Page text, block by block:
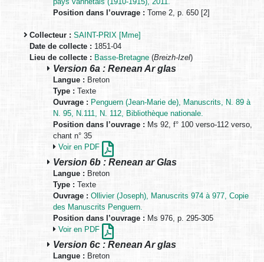
Position dans l’ouvrage : Tome 2, p. 650 [2]
Collecteur : SAINT-PRIX [Mme]
Date de collecte : 1851-04
Lieu de collecte : Basse-Bretagne (Breizh-Izel)
Version 6a : Renean Ar glas
Langue : Breton
Type : Texte
Ouvrage : Penguern (Jean-Marie de), Manuscrits, N. 89 à
N. 95, N.111, N. 112, Bibliothèque nationale.
Position dans l’ouvrage : Ms 92, f° 100 verso-112 verso,
chant n° 35
Voir en PDF
Version 6b : Renean ar Glas
Langue : Breton
Type : Texte
Ouvrage : Ollivier (Joseph), Manuscrits 974 à 977, Copie
des Manuscrits Penguern.
Position dans l’ouvrage : Ms 976, p. 295-305
Voir en PDF
Version 6c : Renean Ar glas
Langue : Breton